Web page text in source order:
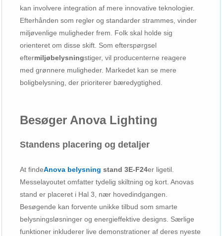
kan involvere integration af mere innovative teknologier.
Efterhånden som regler og standarder strammes, vinder
miljøvenlige muligheder frem. Folk skal holde sig
orienteret om disse skift. Som efterspørgsel
eftermiljøbelysningstiger, vil producenterne reagere
med grønnere muligheder. Markedet kan se mere
boligbelysning, der prioriterer bæredygtighed.
Besøger Anova Lighting
Standens placering og detaljer
At findeAnova belysning stand 3E-F24er ligetil.
Messelayoutet omfatter tydelig skiltning og kort. Anovas
stand er placeret i Hal 3, nær hovedindgangen.
Besøgende kan forvente unikke tilbud som smarte
belysningsløsninger og energieffektive designs. Særlige
funktioner inkluderer live demonstrationer af deres nyeste